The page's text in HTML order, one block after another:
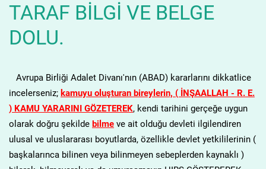
TARAF BİLGİ VE BELGE
DOLU.
Avrupa Birliği Adalet Divanı'nın (ABAD) kararlarını dikkatlice
incelerseniz; kamuyu oluşturan bireylerin, ( İNŞAALLAH - R. E.
) KAMU YARARINI GÖZETEREK, kendi tarihini gerçeğe uygun
olarak doğru şekilde bilmeve ait olduğu devleti ilgilendiren
ulusal ve uluslararası boyutlarda, özellikle devlet yetkililerinin (
başkalarınca bilinen veya bilinmeyen sebeplerden kaynaklı )